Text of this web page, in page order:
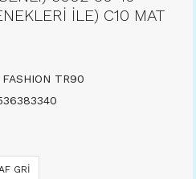
İLE) C10 MAT
FASHION TR90
GRİ